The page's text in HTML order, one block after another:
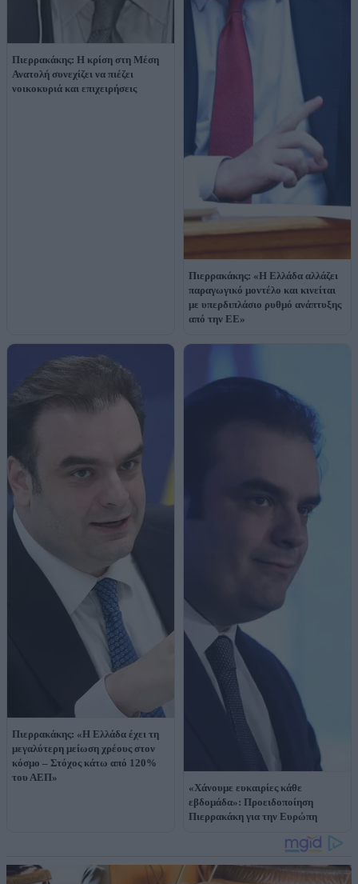
Πιερρακάκης: Η κρίση στη Μέση
Ανατολή συνεχίζει να πιέζει
νοικοκυριά και επιχειρήσεις
Πιερρακάκης: «Η Ελλάδα αλλάζει
παραγωγικό μοντέλο και κινείται
με υπερδιπλάσιο ρυθμό ανάπτυξης
από την ΕΕ»
Πιερρακάκης: «Η Ελλάδα έχει τη
μεγαλύτερη μείωση χρέους στον
κόσμο – Στόχος κάτω από 120%
του ΑΕΠ»
«Χάνουμε ευκαιρίες κάθε
εβδομάδα»: Προειδοποίηση
Πιερρακάκη για την Ευρώπη